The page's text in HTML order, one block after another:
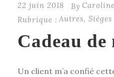
22 juin 2018 By
Rubrique : Autres, Sièges
Cadeau de
Un client m’a confié